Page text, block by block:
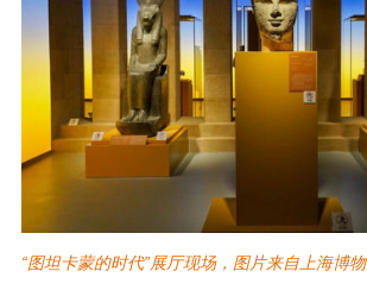
“图坦卡蒙的时代”展厅现场，图片来自上海博